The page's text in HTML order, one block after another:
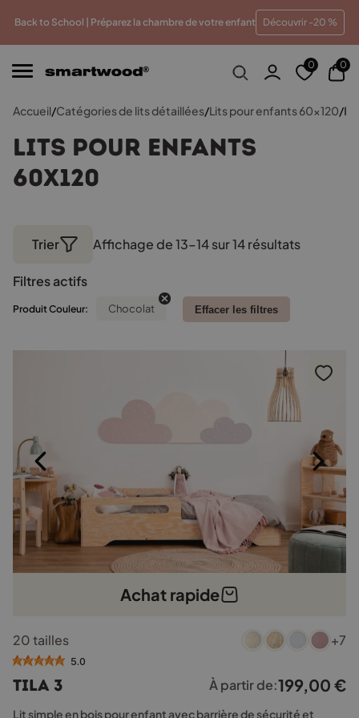
Back to School | Préparez la chambre de votre enfant Découvrir -20 %
meilleur prix Paiements en plusieurs fois sans frais
0 0
Accueil/Catégories de lits détaillées/Lits pour enfants 60x120/
Lits pour enfants
60x120
Trier Affichage de 13–14 sur 14 résultats
Filtres actifs
Produit Couleur: Chocolat Effacer les filtres
Achat rapide
produit
a
variations.
Les
20 tailles +7
5.0
TILA 3 À partir de:199,00 €
Lit simple en bois pour enfant avec barrière de sécurité et